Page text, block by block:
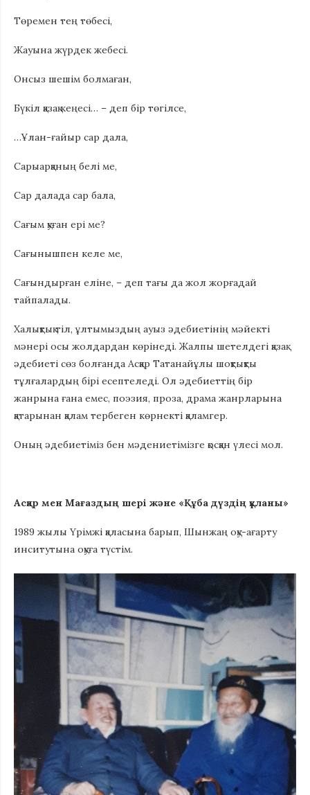
Төремен тең төбесі,
Жауына жүрдек жебесі.
Онсыз шешім болмаған,
Бүкіл қазақ кеңесі… – деп бір төгілсе,
…Ұлан-ғайыр сар дала,
Сарыарқаның белі ме,
Сар далада сар бала,
Сағым қуған ері ме?
Сағынышпен келе ме,
Сағындырған еліне, – деп тағы да жол жорғадай
тайпалады.
Халықтық тіл, ұлтымыздың ауыз әдебиетінің мәйекті
мәнері осы жолдардан көрінеді. Жалпы шетелдегі қазақ
әдебиеті сөз болғанда Асқар Татанайұлы шоқтықты
тұлғалардың бірі есептеледі. Ол әдебиеттің бір
жанрына ғана емес, поэзия, проза, драма жанрларына
қатарынан қалам тербеген көрнекті қаламгер.
Оның әдебиетіміз бен мәдениетімізге қосқан үлесі мол.
Асқар мен Мағаздың шері және «Құба дүздің құланы»
1989 жылы Үрімжі қаласына барып, Шынжаң оқу-ағарту
инситутына оқуға түстім.